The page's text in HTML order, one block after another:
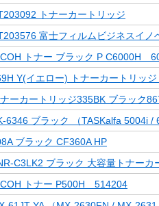
トナーカートリッジ
富士フィルムビジネスイノ
トナー ブラック P C6000H
Y(イエロー) トナーカートリッ
ナーカートリッジ335BK ブラック
6346 ブラック （TASKalfa 5004i /
ブラック CF360A HP
C3LK2 ブラック 大容量トナーカ
トナー P500H 514204